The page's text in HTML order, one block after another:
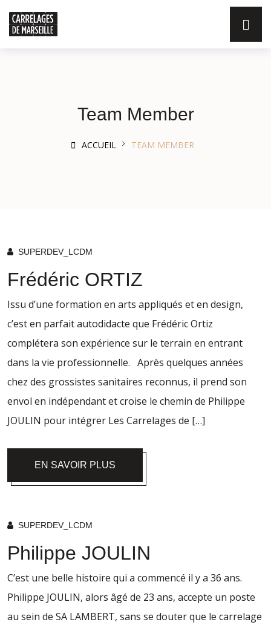
Team Member
ACCUEIL TEAM MEMBER
SUPERDEV_LCDM
Frédéric ORTIZ
Issu d’une formation en arts appliqués et en design,
c’est en parfait autodidacte que Frédéric Ortiz
complétera son expérience sur le terrain en entrant
dans la vie professionnelle. Après quelques années
chez des grossistes sanitaires reconnus, il prend son
envol en indépendant et croise le chemin de Philippe
JOULIN pour intégrer Les Carrelages de […]
EN SAVOIR PLUS
SUPERDEV_LCDM
Philippe JOULIN
C’est une belle histoire qui a commencé il y a 36 ans.
Philippe JOULIN, alors âgé de 23 ans, accepte un poste
au sein de SA LAMBERT, sans se douter que le carrelage